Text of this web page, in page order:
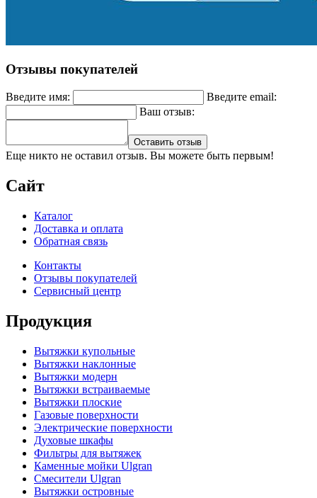
Отзывы покупателей
Введите имя:
Введите email:
Ваш отзыв:
Оставить отзыв
Еще никто не оставил отзыв. Вы можете быть первым!
Сайт
Каталог
Доставка и оплата
Обратная связь
Контакты
Отзывы покупателей
Сервисный центр
Продукция
Вытяжки купольные
Вытяжки наклонные
Вытяжки модерн
Вытяжки встраиваемые
Вытяжки плоские
Газовые поверхности
Электрические поверхности
Духовые шкафы
Фильтры для вытяжек
Каменные мойки Ulgran
Смесители Ulgran
Вытяжки островные